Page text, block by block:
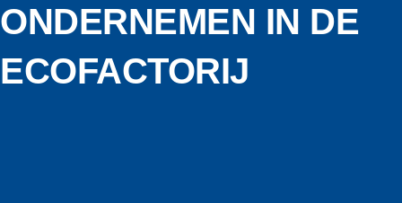
ONDERNEMEN IN DE
ECOFACTORIJ